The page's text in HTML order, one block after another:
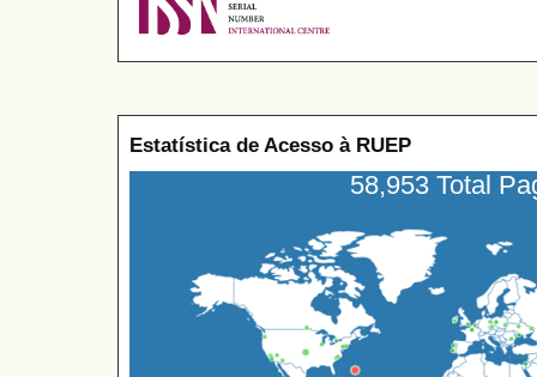
Estatística de Acesso à RUEP
58,953 Total